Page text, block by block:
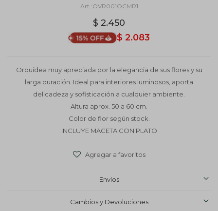
OVR001OCMR1
$ 2.450
$ 2.083
Orquídea muy apreciada por la elegancia de sus flores y su
larga duración. Ideal para interiores luminosos, aporta
delicadeza y sofisticación a cualquier ambiente.
Altura aprox. 50 a 60 cm.
Color de flor según stock.
INCLUYE MACETA CON PLATO
Envíos
Cambios y Devoluciones